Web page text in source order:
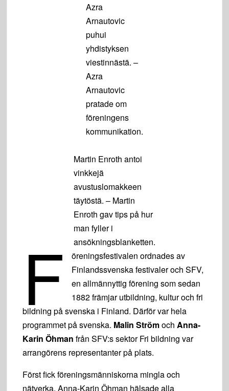
Azra
Arnautovic
puhui
yhdistyksen
viestinnästä. –
Azra
Arnautovic
pratade om
föreningens
kommunikation.
Martin Enroth antoi
vinkkejä
avustuslomakkeen
täytöstä. – Martin
Enroth gav tips på hur
man fyller i
ansökningsblanketten.
F
öreningsfestivalen ordnades av
Finlandssvenska festivaler och SFV,
en allmännyttig förening som sedan
1882 främjar utbildning, kultur och fri
bildning på svenska i Finland. Därför var hela
programmet på svenska. Malin StrömochAnna-
Karin Öhman från SFV:s sektor Fri bildning var
arrangörens representanter på plats.
Först fick föreningsmänniskorna mingla och
nätverka. Anna-Karin Öhman hälsade alla